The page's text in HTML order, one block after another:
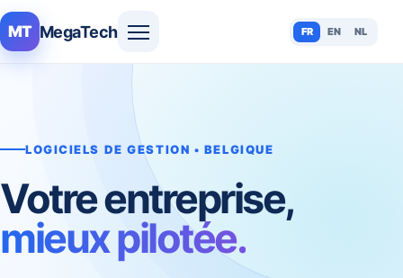
MT MegaTech FR EN NL
LOGICIELS DE GESTION • BELGIQUE
Votre entreprise,
mieux pilotée.